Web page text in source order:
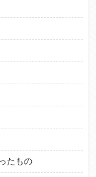
たもの